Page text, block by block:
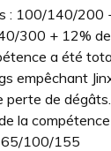
: 100/140/200
300 + 12%
a été
empêchant
perte de dégâts.
la compétence
100/155